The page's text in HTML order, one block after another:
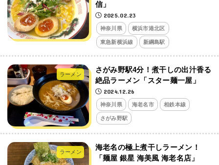
信」
2025.02.23
神奈川県 横浜市港北区
東急新横浜線 新綱島駅
ラーメン
さがみ野駅4分！煮干しの出汁香る
絶品ラーメン「スター麺一屋」
2024.12.26
神奈川県 海老名市 相鉄本線
さがみ野駅
ラーメン
海老名の極上煮干しラーメン！
「麺屋 銀星 海美風 海老名店」